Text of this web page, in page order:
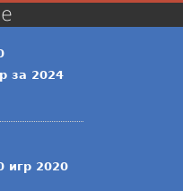
за 2024
игр 2020